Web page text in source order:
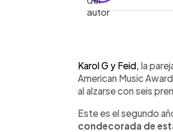
►
Karol G y Feid, la
American Music
al alzarse con seis
Este es el segundo
condecorada de